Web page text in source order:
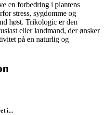
en forbedring i plantens
stress, sygdomme og
høst. Trikologic er den
eller landmand, der ønsker
på en naturlig og
i...